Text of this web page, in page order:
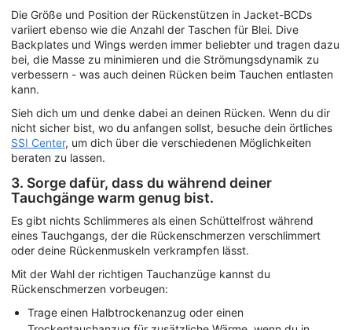
Die Größe und Position der Rückenstützen in Jacket-BCDs
variiert ebenso wie die Anzahl der Taschen für Blei. Dive
Backplates und Wings werden immer beliebter und tragen dazu
bei, die Masse zu minimieren und die Strömungsdynamik zu
verbessern - was auch deinen Rücken beim Tauchen entlasten
kann.
Sieh dich um und denke dabei an deinen Rücken. Wenn du dir
nicht sicher bist, wo du anfangen sollst, besuche dein örtliches
SSI Center, um dich über die verschiedenen Möglichkeiten
beraten zu lassen.
3. Sorge dafür, dass du während deiner
Tauchgänge warm genug bist.
Es gibt nichts Schlimmeres als einen Schüttelfrost während
eines Tauchgangs, der die Rückenschmerzen verschlimmert
oder deine Rückenmuskeln verkrampfen lässt.
Mit der Wahl der richtigen Tauchanzüge kannst du
Rückenschmerzen vorbeugen:
Trage einen Halbtrockenanzug oder einen